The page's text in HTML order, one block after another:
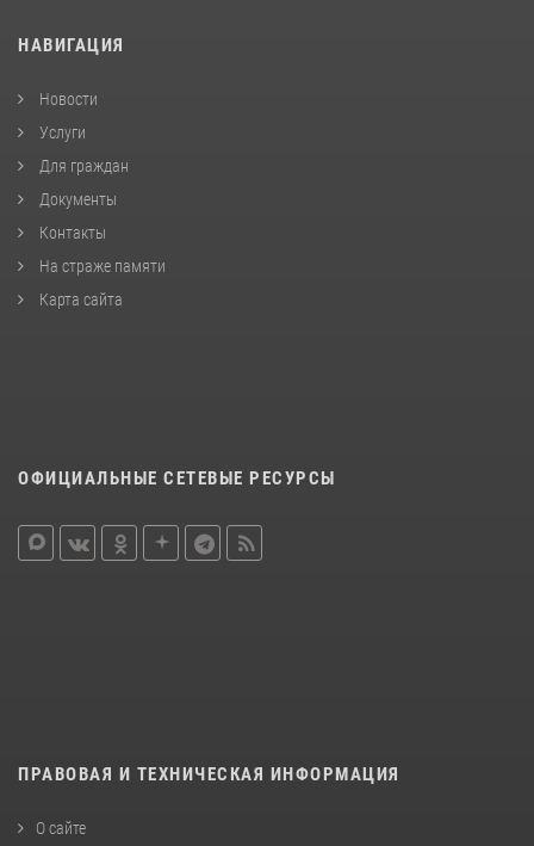
НАВИГАЦИЯ
Новости
Услуги
Для граждан
Документы
Контакты
На страже памяти
Карта сайта
ОФИЦИАЛЬНЫЕ СЕТЕВЫЕ РЕСУРСЫ
ПРАВОВАЯ И ТЕХНИЧЕСКАЯ ИНФОРМАЦИЯ
О сайте